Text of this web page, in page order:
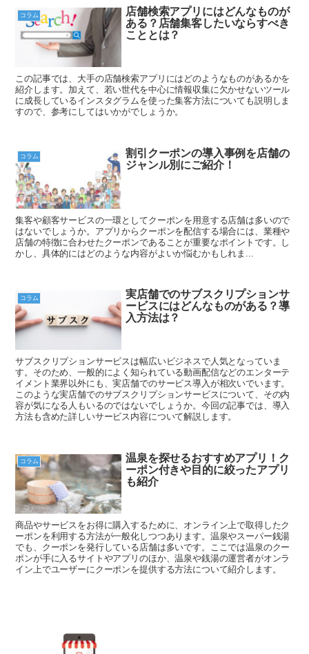
コラム
店舗検索アプリにはどんなものが
ある？店舗集客したいならすべき
こととは？
この記事では、大手の店舗検索アプリにはどのようなものがあるかを
紹介します。加えて、若い世代を中心に情報収集に欠かせないツール
に成長しているインスタグラムを使った集客方法についても説明しま
すので、参考にしてはいかがでしょうか。
コラム
割引クーポンの導入事例を店舗の
ジャンル別にご紹介！
集客や顧客サービスの一環としてクーポンを用意する店舗は多いので
はないでしょうか。アプリからクーポンを配信する場合には、業種や
店舗の特徴に合わせたクーポンであることが重要なポイントです。し
かし、具体的にはどのような内容がよいか悩むかもしれま...
コラム
実店舗でのサブスクリプションサ
ービスにはどんなものがある？導
入方法は？
サブスクリプションサービスは幅広いビジネスで人気となっていま
す。そのため、一般的によく知られている動画配信などのエンターテ
イメント業界以外にも、実店舗でのサービス導入が相次いでいます。
このような実店舗でのサブスクリプションサービスについて、その内
容が気になる人もいるのではないでしょうか。今回の記事では、導入
方法も含めた詳しいサービス内容について解説します。
コラム
温泉を探せるおすすめアプリ！ク
ーポン付きや目的に絞ったアプリ
も紹介
商品やサービスをお得に購入するために、オンライン上で取得したク
ーポンを利用する方法が一般化しつつあります。温泉やスーパー銭湯
でも、クーポンを発行している店舗は多いです。ここでは温泉のクー
ポンが手に入るサイトやアプリのほか、温泉や銭湯の運営者がオンラ
イン上でユーザーにクーポンを提供する方法について紹介します。